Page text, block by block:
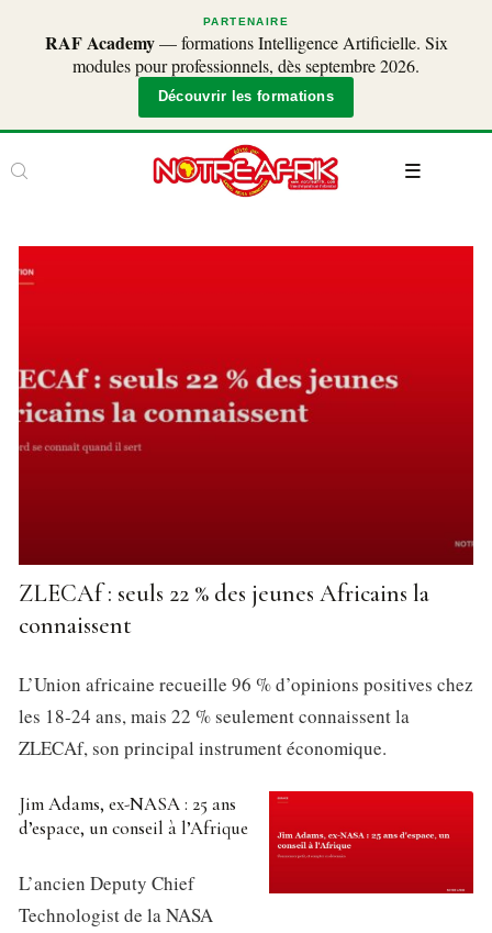
PARTENAIRE
RAF Academy— formations Intelligence Artificielle. Six
modules pour professionnels, dès septembre 2026.
Découvrir les formations
ZLECAf : seuls 22 % des jeunes Africains la
connaissent
L’Union africaine recueille 96 % d’opinions positives chez
les 18-24 ans, mais 22 % seulement connaissent la
ZLECAf, son principal instrument économique.
Jim Adams, ex-NASA : 25 ans
d’espace, un conseil à l’Afrique
L’ancien Deputy Chief
Technologist de la NASA